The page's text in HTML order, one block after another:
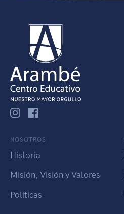
NOSOTROS
Historia
Misión, Visión y Valores
Políticas